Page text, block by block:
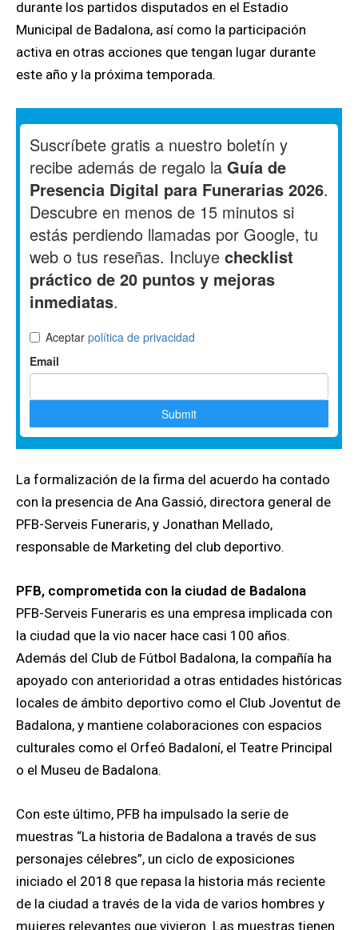
durante los partidos disputados en el Estadio
Municipal de Badalona, así como la participación
activa en otras acciones que tengan lugar durante
este año y la próxima temporada.
La formalización de la firma del acuerdo ha contado
con la presencia de Ana Gassió, directora general de
PFB-Serveis Funeraris, y Jonathan Mellado,
responsable de Marketing del club deportivo.
PFB, comprometida con la ciudad de Badalona
PFB-Serveis Funeraris es una empresa implicada con
la ciudad que la vio nacer hace casi 100 años.
Además del Club de Fútbol Badalona, la compañía ha
apoyado con anterioridad a otras entidades históricas
locales de ámbito deportivo como el Club Joventut de
Badalona, y mantiene colaboraciones con espacios
culturales como el Orfeó Badaloní, el Teatre Principal
o el Museu de Badalona.
Con este último, PFB ha impulsado la serie de
muestras “La historia de Badalona a través de sus
personajes célebres”, un ciclo de exposiciones
iniciado el 2018 que repasa la historia más reciente
de la ciudad a través de la vida de varios hombres y
mujeres relevantes que vivieron. Las muestras tienen